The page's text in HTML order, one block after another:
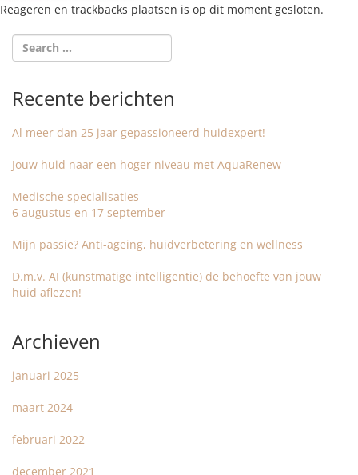
Reageren en trackbacks plaatsen is op dit moment gesloten.
Recente berichten
Al meer dan 25 jaar gepassioneerd huidexpert!
Jouw huid naar een hoger niveau met AquaRenew
Medische specialisaties
6 augustus en 17 september
Mijn passie? Anti-ageing, huidverbetering en wellness
D.m.v. AI (kunstmatige intelligentie) de behoefte van jouw
huid aflezen!
Archieven
januari 2025
maart 2024
februari 2022
december 2021